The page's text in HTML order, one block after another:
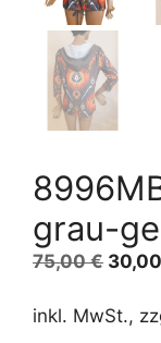
grau-
75,00€
war:
30,00
inkl. MwSt.,